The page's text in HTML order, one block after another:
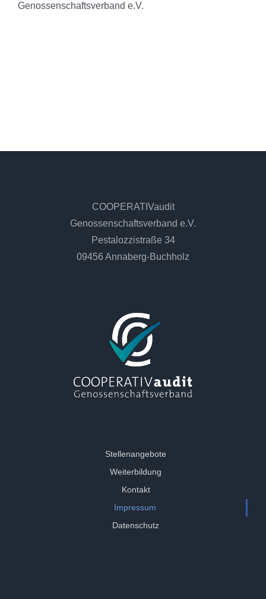
Genossenschaftsverband e.V.
COOPERATIVaudit
Genossenschaftsverband e.V.
Pestalozzistraße 34
09456 Annaberg-Buchholz
Stellenangebote
Weiterbildung
Kontakt
Impressum
Datenschutz